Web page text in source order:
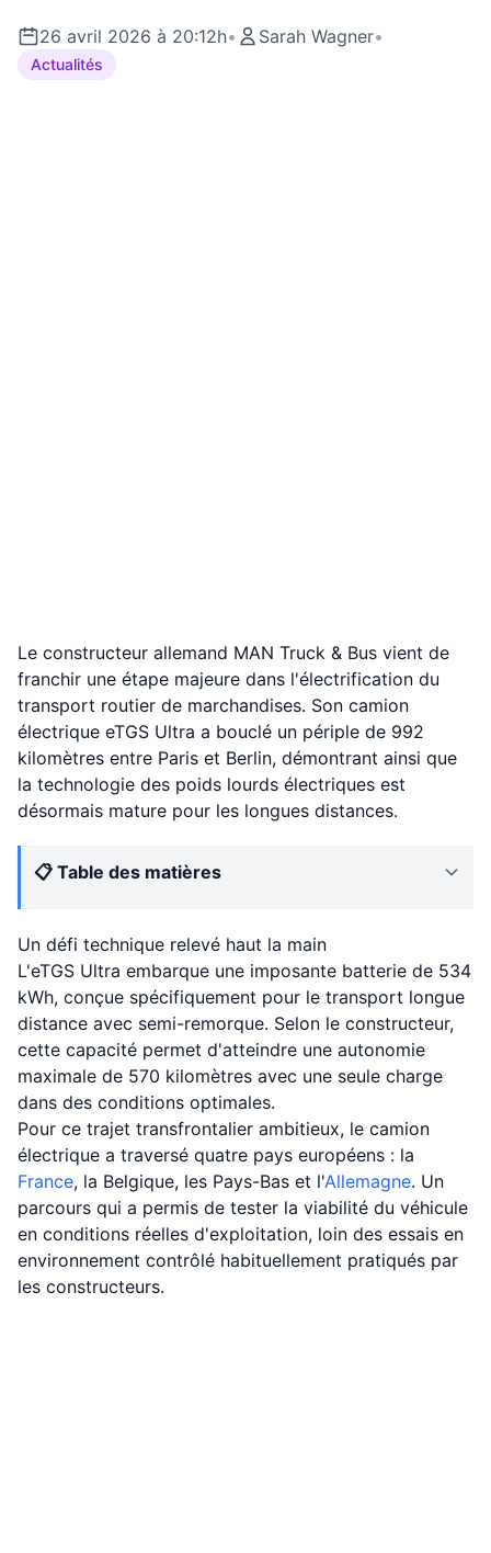
26 avril 2026 à 20:12h• Sarah Wagner•
Actualités
Le constructeur allemand MAN Truck & Bus vient de
franchir une étape majeure dans l'électrification du
transport routier de marchandises. Son camion
électrique eTGS Ultra a bouclé un périple de 992
kilomètres entre Paris et Berlin, démontrant ainsi que
la technologie des poids lourds électriques est
désormais mature pour les longues distances.
📋 Table des matières
Un défi technique relevé haut la main
L'eTGS Ultra embarque une imposante batterie de 534
kWh, conçue spécifiquement pour le transport longue
distance avec semi-remorque. Selon le constructeur,
cette capacité permet d'atteindre une autonomie
maximale de 570 kilomètres avec une seule charge
dans des conditions optimales.
Pour ce trajet transfrontalier ambitieux, le camion
électrique a traversé quatre pays européens : la
France, la Belgique, les Pays-Bas et l'Allemagne. Un
parcours qui a permis de tester la viabilité du véhicule
en conditions réelles d'exploitation, loin des essais en
environnement contrôlé habituellement pratiqués par
les constructeurs.